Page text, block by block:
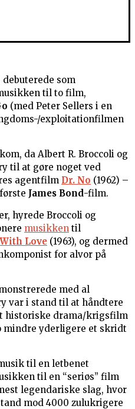
debuterede som
til to film,
(med Peter Sellers i en
exploitationfilmen
da Albert R. Broccoli og
til at gøre noget ved
agentfilm Dr. No (1962) –
James Bond-film.
hyrede Broccoli og
musikken til
Love (1963), og dermed
for alvor på
med al
var i stand til at håndtere
historiske drama/krigsfilm
mindre yderligere et skridt
til en letbenet
til en “seriøs” film
legendariske slag, hvor
mod 4000 zulukrigere